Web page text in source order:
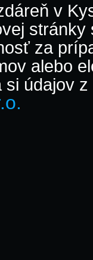
v
za
alebo
údajov